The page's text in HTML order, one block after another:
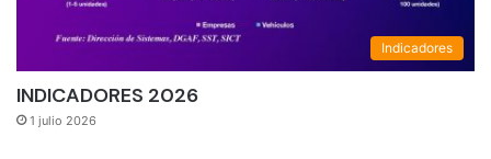
Indicadores
INDICADORES 2026
1 julio 2026